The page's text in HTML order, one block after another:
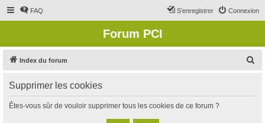
FAQ Connexion
S’enregistrer
Forum PCI
Index du forum
Supprimer les cookies
Êtes-vous sûr de vouloir supprimer tous les cookies de ce forum ?